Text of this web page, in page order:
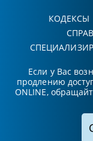
КОДЕКСЫ
Если у Вас
продлению
ONLINE,